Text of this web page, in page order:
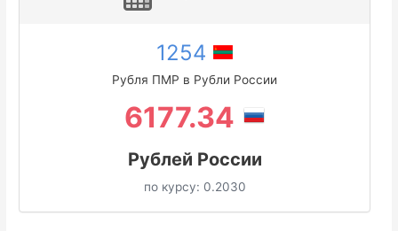
1254
Рубля ПМР в Рубли России
6177.34
Рублей России
по курсу: 0.2030